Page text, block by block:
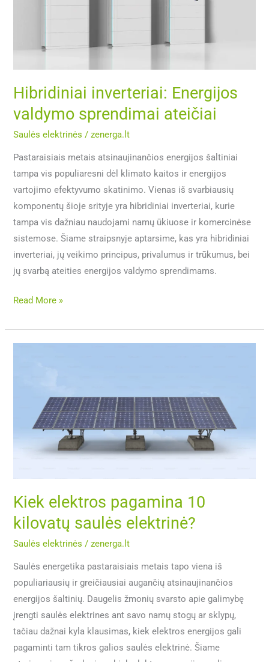
Hibridiniai inverteriai: Energijos
valdymo sprendimai ateičiai
Saulės elektrinės /zenerga.lt
Pastaraisiais metais atsinaujinančios energijos šaltiniai
tampa vis populiaresni dėl klimato kaitos ir energijos
vartojimo efektyvumo skatinimo. Vienas iš svarbiausių
komponentų šioje srityje yra hibridiniai inverteriai, kurie
tampa vis dažniau naudojami namų ūkiuose ir komercinėse
sistemose. Šiame straipsnyje aptarsime, kas yra hibridiniai
inverteriai, jų veikimo principus, privalumus ir trūkumus, bei
jų svarbą ateities energijos valdymo sprendimams.
Read More »
Kiek elektros pagamina 10
kilovatų saulės elektrinė?
Saulės elektrinės /zenerga.lt
Saulės energetika pastaraisiais metais tapo viena iš
populiariausių ir greičiausiai augančių atsinaujinančios
energijos šaltinių. Daugelis žmonių svarsto apie galimybę
įrengti saulės elektrines ant savo namų stogų ar sklypų,
tačiau dažnai kyla klausimas, kiek elektros energijos gali
pagaminti tam tikros galios saulės elektrinė. Šiame
kilovatų
saulės
elektrinė?